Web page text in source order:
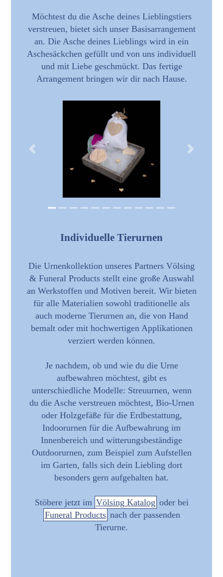
Möchtest du die Asche deines Lieblingstiers
verstreuen, bietet sich unser Basisarrangement
an. Die Asche deines Lieblings wird in ein
Aschesäckchen gefüllt und von uns individuell
und mit Liebe geschmückt. Das fertige
Arrangement bringen wir dir nach Hause.
Previous Next
Individuelle Tierurnen
Die Urnenkollektion unseres Partners Völsing
& Funeral Products stellt eine große Auswahl
an Werkstoffen und Motiven bereit. Wir bieten
für alle Materialien sowohl traditionelle als
auch moderne Tierurnen an, die von Hand
bemalt oder mit hochwertigen Applikationen
verziert werden können.
Je nachdem, ob und wie du die Urne
aufbewahren möchtest, gibt es
unterschiedliche Modelle: Streuurnen, wenn
du die Asche verstreuen möchtest, Bio-Urnen
oder Holzgefäße für die Erdbestattung,
Indoorurnen für die Aufbewahrung im
Innenbereich und witterungsbeständige
Outdoorurnen, zum Beispiel zum Aufstellen
im Garten, falls sich dein Liebling dort
besonders gern aufgehalten hat.
Stöbere jetzt im Völsing Katalog oder bei
Funeral Products nach der passenden
Tierurne.